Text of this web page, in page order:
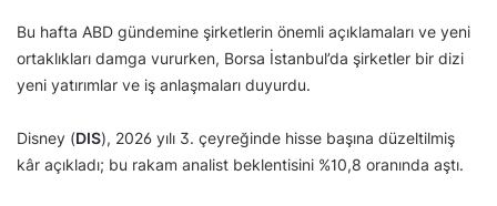
Bu hafta ABD gündemine şirketlerin önemli açıklamaları ve yeni
ortaklıkları damga vururken, Borsa İstanbul’da şirketler bir dizi
yeni yatırımlar ve iş anlaşmaları duyurdu.
Disney (DIS), 2026 yılı 3. çeyreğinde hisse başına düzeltilmiş
kâr açıkladı; bu rakam analist beklentisini %10,8 oranında aştı.